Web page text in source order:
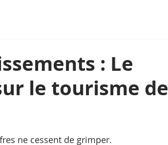
: Le
le tourisme de
ne cessent de grimper.